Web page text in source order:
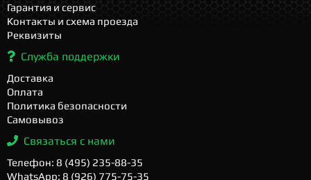
Гарантия и сервис
Контакты и схема проезда
Реквизиты
Служба поддержки
Доставка
Оплата
Политика безопасности
Самовывоз
Связаться с нами
Телефон: 8 (495) 235-88-35
WhatsApp: 8 (926) 775-75-35